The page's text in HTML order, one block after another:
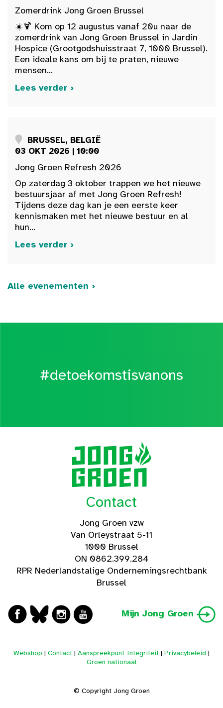
Zomerdrink Jong Groen Brussel
☀️🍹 Kom op 12 augustus vanaf 20u naar de
zomerdrink van Jong Groen Brussel in Jardin
Hospice (Grootgodshuisstraat 7, 1000 Brussel).
Een ideale kans om bij te praten, nieuwe
mensen...
Lees verder ›
BRUSSEL, BELGIË
03 OKT 2026 | 10:00
Jong Groen Refresh 2026
Op zaterdag 3 oktober trappen we het nieuwe
bestuursjaar af met Jong Groen Refresh!
Tijdens deze dag kan je een eerste keer
kennismaken met het nieuwe bestuur en al
hun...
Lees verder ›
Alle evenementen ›
#detoekomstisvanons
Contact
Jong Groen vzw
Van Orleystraat 5-11
1000 Brussel
ON 0862.399.284
RPR Nederlandstalige Ondernemingsrechtbank
Brussel
Mijn Jong Groen
Webshop | Contact | Aanspreekpunt Integriteit | Privacybeleid |
Groen nationaal
© Copyright Jong Groen